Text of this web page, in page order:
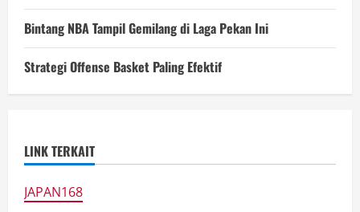
Bintang NBA Tampil Gemilang di Laga Pekan Ini
Strategi Offense Basket Paling Efektif
LINK TERKAIT
JAPAN168